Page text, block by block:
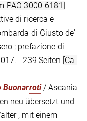
PAO 3000-6181]
di ricerca e
di Giusto de'
; prefazione di
- 239 Seiten [Ca-
Buonarroti/ Ascania
neu übersetzt und
; mit einem